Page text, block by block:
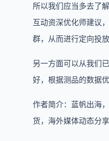
所以我们应当多去了
互动资深优化师建议
群，从而进行定向投放
另一方面可以从我们
好，根据测品的数据
作者简介：蓝帆出海
货，海外媒体动态分